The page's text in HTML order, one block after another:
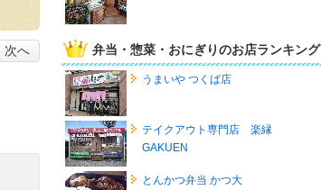
次へ 弁当・惣菜・おにぎりのお店ランキング
うまいや つくば店
テイクアウト専門店 楽縁
GAKUEN
とんかつ弁当 かつ大